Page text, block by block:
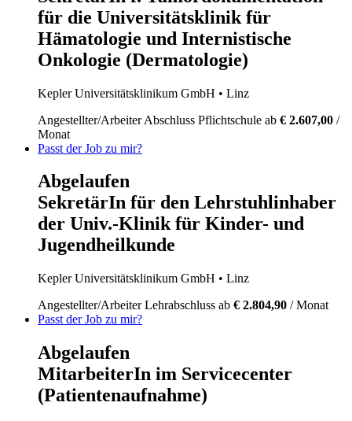
für die Universitätsklinik für
Hämatologie und Internistische
Onkologie (Dermatologie)
Kepler Universitätsklinikum GmbH • Linz
Angestellter/ArbeiterAbschluss Pflichtschule ab € 2.607,00 /
Monat
Passt der Job zu mir?
Abgelaufen
SekretärIn für den Lehrstuhlinhaber
der Univ.-Klinik für Kinder- und
Jugendheilkunde
Kepler Universitätsklinikum GmbH • Linz
Angestellter/ArbeiterLehrabschluss ab € 2.804,90 / Monat
Passt der Job zu mir?
Abgelaufen
MitarbeiterIn im Servicecenter
(Patientenaufnahme)